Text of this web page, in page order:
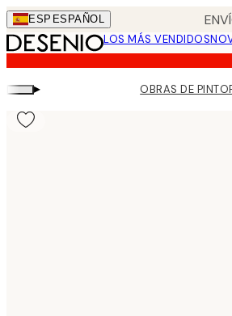
Skip
to
main
content.
ESP ESPAÑOL
LOS MÁS VENDIDOS
▸ OBRAS DE